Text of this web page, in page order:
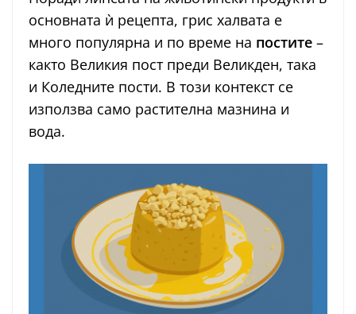
основната ѝ рецепта, грис халвата е
много популярна и по време на постите –
както Великия пост преди Великден, така
и Коледните пости. В този контекст се
използва само растителна мазнина и
вода.